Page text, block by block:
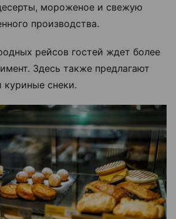
мороженое и свежую
производства.
рейсов гостей ждет более
Здесь также предлагают
куриные снеки.